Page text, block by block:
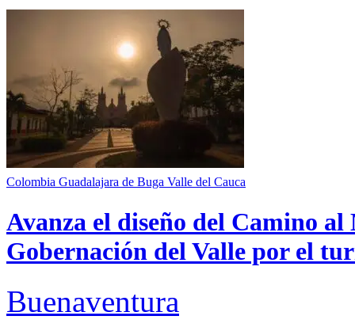
Colombia Guadalajara de Buga Valle del Cauca
Avanza el diseño del Camino
Gobernación del Valle por el
Buenaventura